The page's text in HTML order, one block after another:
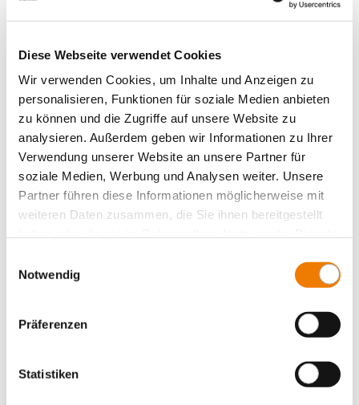
Diese Webseite verwendet Cookies
Wir verwenden Cookies, um Inhalte und Anzeigen zu
personalisieren, Funktionen für soziale Medien anbieten
zu können und die Zugriffe auf unsere Website zu
analysieren. Außerdem geben wir Informationen zu Ihrer
Verwendung unserer Website an unsere Partner für
soziale Medien, Werbung und Analysen weiter. Unsere
Partner führen diese Informationen möglicherweise mit
weiteren Daten zusammen, die Sie ihnen bereitgestellt
Notwendig
Präferenzen
Statistiken
Größe 4a